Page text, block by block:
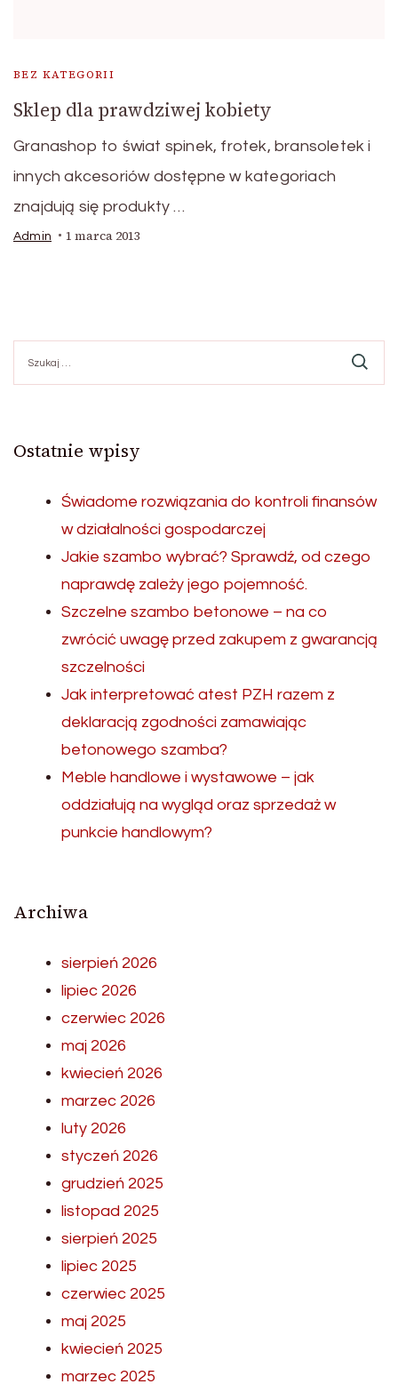
BEZ KATEGORII
Sklep dla prawdziwej kobiety
Granashop to świat spinek, frotek, bransoletek i
innych akcesoriów dostępne w kategoriach
znajdują się produkty …
Admin 1 marca 2013
Ostatnie wpisy
Świadome rozwiązania do kontroli finansów
w działalności gospodarczej
Jakie szambo wybrać? Sprawdź, od czego
naprawdę zależy jego pojemność.
Szczelne szambo betonowe – na co
zwrócić uwagę przed zakupem z gwarancją
szczelności
Jak interpretować atest PZH razem z
deklaracją zgodności zamawiając
betonowego szamba?
Meble handlowe i wystawowe – jak
oddziałują na wygląd oraz sprzedaż w
punkcie handlowym?
Archiwa
sierpień 2026
lipiec 2026
czerwiec 2026
maj 2026
kwiecień 2026
marzec 2026
luty 2026
styczeń 2026
grudzień 2025
listopad 2025
sierpień 2025
lipiec 2025
czerwiec 2025
maj 2025
kwiecień 2025
marzec 2025